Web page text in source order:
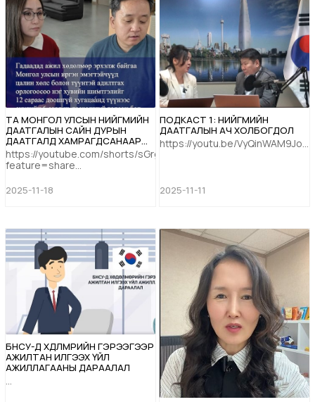
ТА МОНГОЛ УЛСЫН НИЙГМИЙН
ДААТГАЛЫН САЙН ДУРЫН
ДААТГАЛД ХАМРАГДСАНААР
ЖИРЭМСНИЙ БОЛОН
АМАРЖСАНЫ ТЭТГЭМЖ АВАХ
БОЛОМЖТОЙ
https://youtube.com/shorts/sGrgEOa25RU?
feature=share...
2025-11-18
ПОДКАСТ 1: НИЙГМИЙН
ДААТГАЛЫН АЧ ХОЛБОГДОЛ
https://youtu.be/VyQinWAM9Jo...
2025-11-11
БНСУ-Д ХӨДӨЛМӨРИЙН ГЭРЭЭГЭЭР
АЖИЛТАН ИЛГЭЭХ ҮЙЛ
АЖИЛЛАГААНЫ ДАРААЛАЛ
...